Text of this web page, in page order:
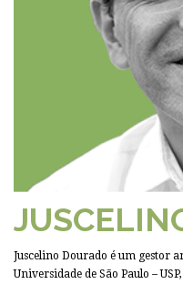
Juscelino Dourado é um gestor
Universidade de São Paulo –